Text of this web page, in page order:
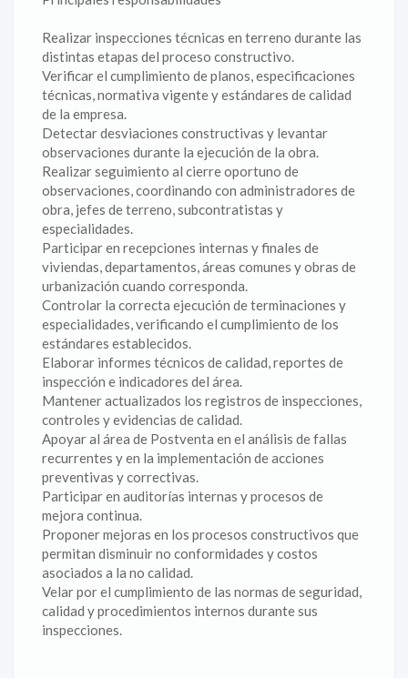
Realizar inspecciones técnicas en terreno durante las
distintas etapas del proceso constructivo.
Verificar el cumplimiento de planos, especificaciones
técnicas, normativa vigente y estándares de calidad
de la empresa.
Detectar desviaciones constructivas y levantar
observaciones durante la ejecución de la obra.
Realizar seguimiento al cierre oportuno de
observaciones, coordinando con administradores de
obra, jefes de terreno, subcontratistas y
especialidades.
Participar en recepciones internas y finales de
viviendas, departamentos, áreas comunes y obras de
urbanización cuando corresponda.
Controlar la correcta ejecución de terminaciones y
especialidades, verificando el cumplimiento de los
estándares establecidos.
Elaborar informes técnicos de calidad, reportes de
inspección e indicadores del área.
Mantener actualizados los registros de inspecciones,
controles y evidencias de calidad.
Apoyar al área de Postventa en el análisis de fallas
recurrentes y en la implementación de acciones
preventivas y correctivas.
Participar en auditorías internas y procesos de
mejora continua.
Proponer mejoras en los procesos constructivos que
permitan disminuir no conformidades y costos
asociados a la no calidad.
Velar por el cumplimiento de las normas de seguridad,
calidad y procedimientos internos durante sus
inspecciones.